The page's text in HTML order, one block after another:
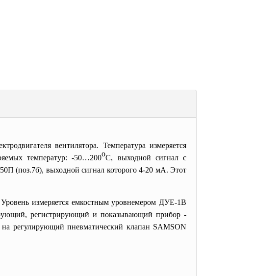
вентилятора. Температура измеряется
температур: -50…200оС, выходной сигнал с
(поз.7б), выходной сигнал которого 4-20 мА. Этот
измеряется емкостным уровнемером ДУЕ-1В
регистрирующий и показывающий прибор -
регулирующий пневматический клапан SAMSON